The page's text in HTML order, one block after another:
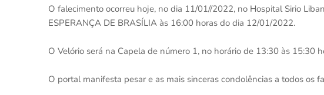
O falecimento ocorreu hoje, no dia 11/01//2022, no Hospital Sirio
ESPERANÇA DE BRASÍLIA às 16:00 horas do dia 12/01/2022.
O Velório será na Capela de número 1, no horário de 13:30 às 15:30
O portal manifesta pesar e as mais sinceras condolências a todos os